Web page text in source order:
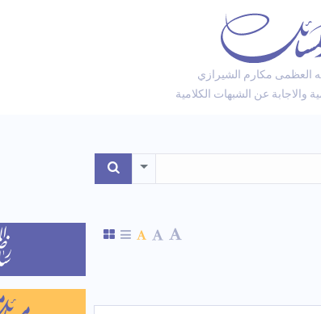
العظمى مكارم الشيرازي
والاجابة عن الشبهات الكلامية
Toggle Dropdown